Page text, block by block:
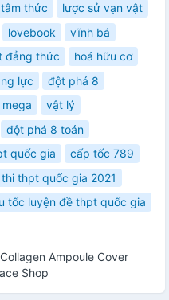
thức
lược sử vạn vật
lovebook
vĩnh bá
đẳng thức
hoá hữu cơ
lực
đột phá 8
mega
vật lý
đột phá 8 toán
quốc gia
cấp tốc 789
thpt quốc gia 2021
tốc luyện đề thpt quốc gia
Ampoule Cover
Shop